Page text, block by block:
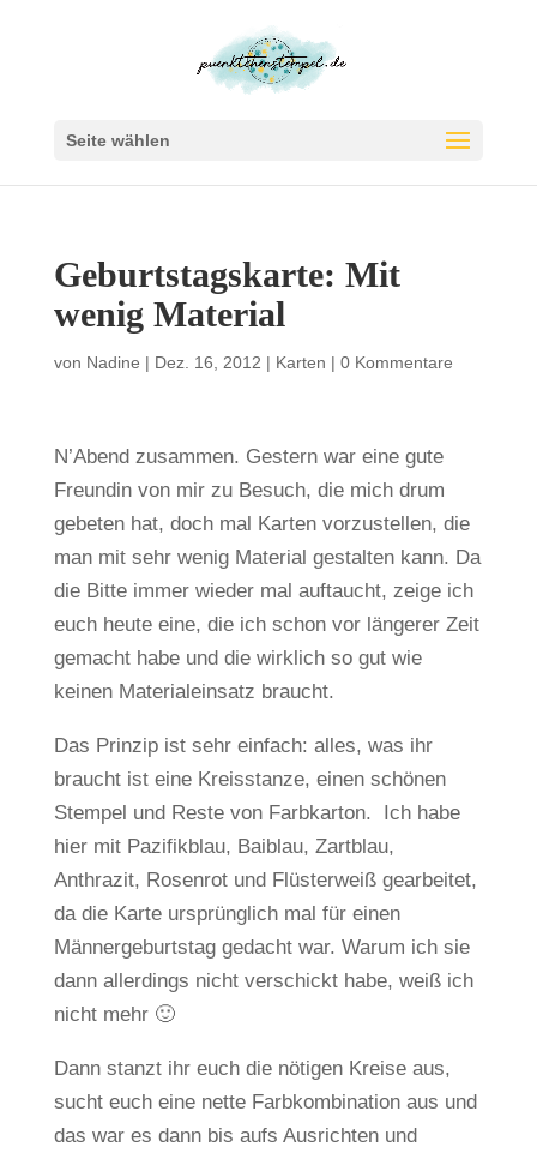
Seite wählen
Geburtstagskarte: Mit
wenig Material
von Nadine | Dez. 16, 2012 | Karten | 0 Kommentare
N’Abend zusammen. Gestern war eine gute
Freundin von mir zu Besuch, die mich drum
gebeten hat, doch mal Karten vorzustellen, die
man mit sehr wenig Material gestalten kann. Da
die Bitte immer wieder mal auftaucht, zeige ich
euch heute eine, die ich schon vor längerer Zeit
gemacht habe und die wirklich so gut wie
keinen Materialeinsatz braucht.
Das Prinzip ist sehr einfach: alles, was ihr
braucht ist eine Kreisstanze, einen schönen
Stempel und Reste von Farbkarton. Ich habe
hier mit Pazifikblau, Baiblau, Zartblau,
Anthrazit, Rosenrot und Flüsterweiß gearbeitet,
da die Karte ursprünglich mal für einen
Männergeburtstag gedacht war. Warum ich sie
dann allerdings nicht verschickt habe, weiß ich
nicht mehr 🙂
Dann stanzt ihr euch die nötigen Kreise aus,
sucht euch eine nette Farbkombination aus und
das war es dann bis aufs Ausrichten und